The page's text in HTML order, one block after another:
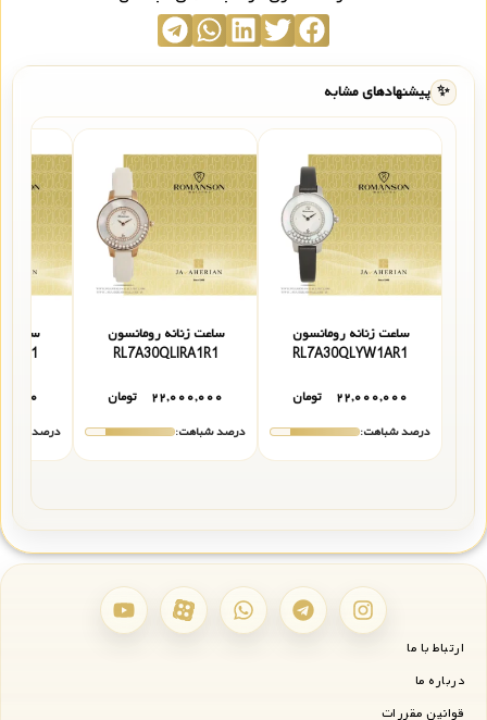
✨ پیشنهادهای مشابه
ساعت زنانه رومانسون
RL7A30QLYW1AR1
۲۲,۰۰۰,۰۰۰
تومان
درصد شباهت:
ساعت زنانه رومانسون
RL7A30QLIRA1R1
۲۲,۰۰۰,۰۰۰
تومان
درصد شباهت:
ساعت
درصد
ارتباط با ما
درباره ما
قوانین مقررات